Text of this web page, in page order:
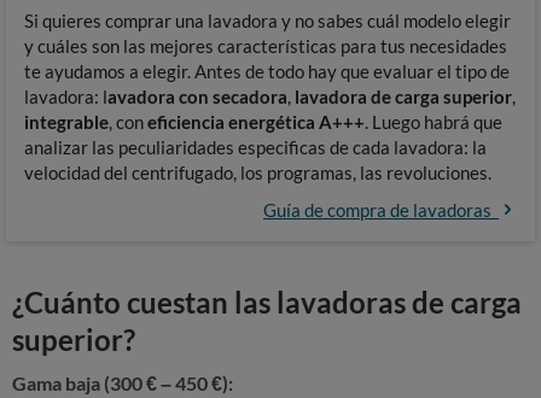
Si quieres comprar una lavadora y no sabes cuál modelo elegir
y cuáles son las mejores características para tus necesidades
te ayudamos a elegir. Antes de todo hay que evaluar el tipo de
lavadora: lavadora con secadora, lavadora de carga superior,
integrable, coneficiencia energética A+++. Luego habrá que
analizar las peculiaridades especificas de cada lavadora: la
velocidad del centrifugado, los programas, las revoluciones.
Guía de compra de lavadoras
¿Cuánto cuestan las lavadoras de carga
superior?
Gama baja (300€–450€):